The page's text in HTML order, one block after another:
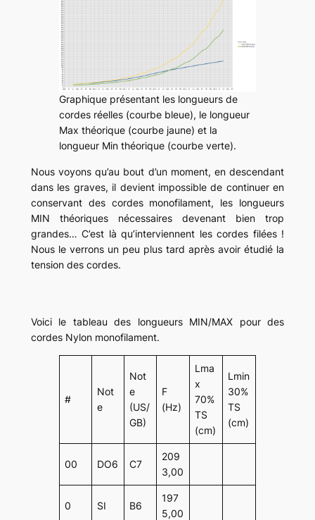
Graphique présentant les longueurs de
cordes réelles (courbe bleue), le longueur
Max théorique (courbe jaune) et la
longueur Min théorique (courbe verte).
Nous voyons qu’au bout d’un moment, en descendant
dans les graves, il devient impossible de continuer en
conservant des cordes monofilament, les longueurs
MIN théoriques nécessaires devenant bien trop
grandes… C’est là qu’interviennent les cordes filées !
Nous le verrons un peu plus tard après avoir étudié la
tension des cordes.
Voici le tableau des longueurs MIN/MAX pour des
cordes Nylon monofilament.
#
Not
e
Not
e
(US/
GB)
F
(Hz)
Lma
x
70%
TS
(cm)
Lmin
30%
TS
(cm)
00 DO6 C7
209
3,00
0 SI B6
197
5,00